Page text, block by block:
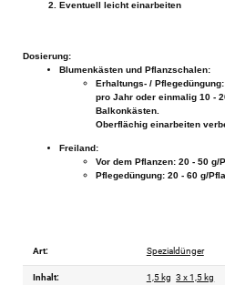
Eventuell leicht einarbeiten
Dosierung:
Blumenkästen und Pflanzschalen:
Erhaltungs- /
pro Jahr oder einmalig 10 -
Balkonkästen.
Oberflächig einarbeiten
Freiland:
Vor dem Pflanzen: 20 - 50 g/
Pflegedüngung: 20 - 60 g/
Art: Spezialdünger
Inhalt: 1,5 kg 3 x 1,5 kg